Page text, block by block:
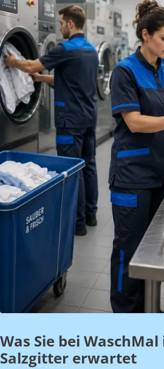
Was Sie bei WaschMal
Salzgitter erwartet